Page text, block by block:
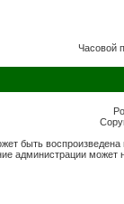
Часовой
быть
администрации может